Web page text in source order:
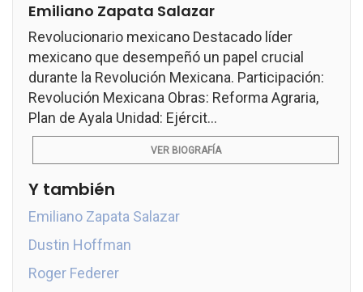
Emiliano Zapata Salazar
Revolucionario mexicano Destacado líder
mexicano que desempeñó un papel crucial
durante la Revolución Mexicana. Participación:
Revolución Mexicana Obras: Reforma Agraria,
Plan de Ayala Unidad: Ejércit...
VER BIOGRAFÍA
Y también
Emiliano Zapata Salazar
Dustin Hoffman
Roger Federer